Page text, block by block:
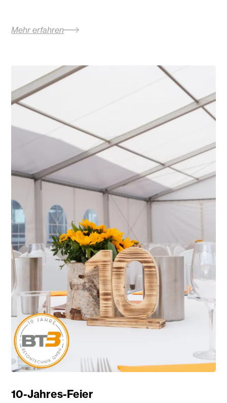
Mehr erfahren
10-Jahres-Feier